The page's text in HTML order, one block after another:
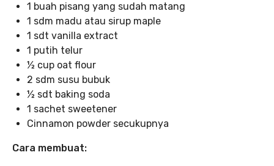
1 buah pisang yang sudah matang
1 sdm madu atau sirup maple
1 sdt vanilla extract
1 putih telur
½ cup oat flour
2 sdm susu bubuk
½ sdt baking soda
1 sachet sweetener
Cinnamon powder secukupnya
Cara membuat: